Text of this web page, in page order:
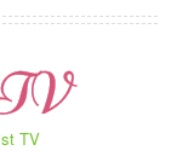
TV